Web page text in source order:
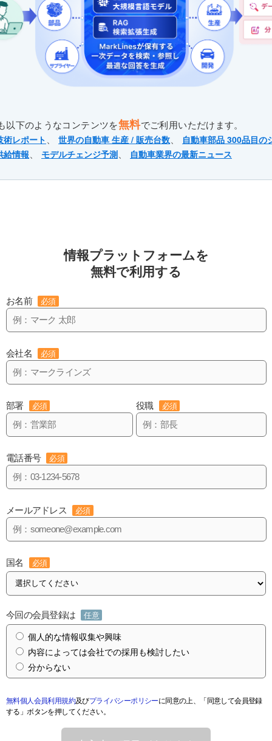
以下のようなコンテンツを無料でご利用いただけます。
術レポート 、 世界の自動車 生産 / 販売台数、
自動車部品 300品目の
給情報、 モデルチェンジ予測、 自動車業界の最新ニュース
情報プラットフォームを
無料で利用する
お名前 必須
会社名 必須
部署 必須 役職 必須
電話番号 必須
メールアドレス 必須
国名 必須
今回の会員登録は 任意
個人的な情報収集や興味
内容によっては会社での採用も検討したい
分からない
無料個人会員利用規約及びプライバシーポリシーに同意の上、「同意して会員登録
する」ボタンを押してください。